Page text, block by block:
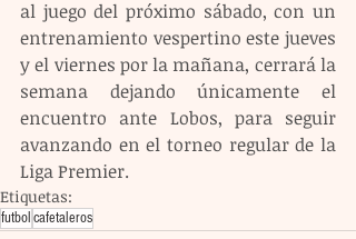
al juego del próximo sábado, con un
entrenamiento vespertino este jueves
y el viernes por la mañana, cerrará la
semana dejando únicamente el
encuentro ante Lobos, para seguir
avanzando en el torneo regular de la
Liga Premier.
Etiquetas:
futbolcafetaleros